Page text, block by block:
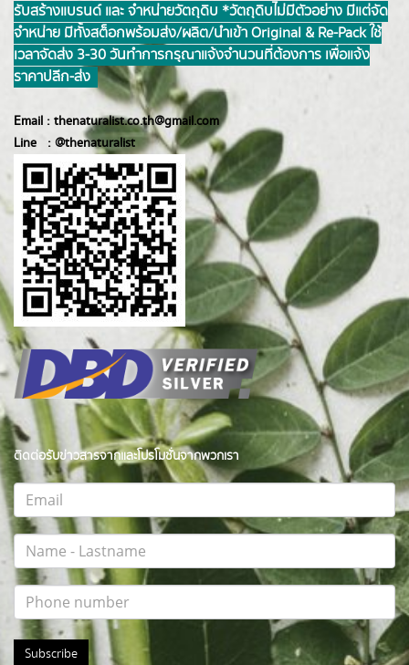
รับสร้างแบรนด์ และ จำหน่ายวัตถุดิบ *วัตถุดิบไม่มีตัวอย่าง มีแต่จัด
จำหน่าย มีทั้งสต็อกพร้อมส่ง/ผลิต/นำเข้า Original & Re-Pack ใช้
เวลาจัดส่ง 3-30 วันทำการ กรุณาแจ้งจำนวนที่ต้องการ เพื่อแจ้ง
ราคาปลีก-ส่ง
Email : thenaturalist.co.th@gmail.com
Line : @thenaturalist
ติดต่อรับข่าวสารจากและโปรโมชั่นจากพวกเรา
Subscribe